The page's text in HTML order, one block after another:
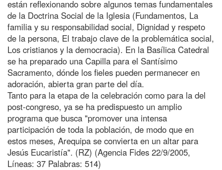
están reflexionando sobre algunos temas fundamentales
de la Doctrina Social de la Iglesia (Fundamentos, La
familia y su responsabilidad social, Dignidad y respeto
de la persona, El trabajo clave de la problemática social,
Los cristianos y la democracia). En la Basílica Catedral
se ha preparado una Capilla para el Santísimo
Sacramento, dónde los fieles pueden permanecer en
adoración, abierta gran parte del día.
Tanto para la etapa de la celebración como para la del
post-congreso, ya se ha predispuesto un amplio
programa que busca "promover una intensa
participación de toda la población, de modo que en
estos meses, Arequipa se convierta en un altar para
Jesús Eucaristía". (RZ) (Agencia Fides 22/9/2005,
Líneas: 37 Palabras: 514)